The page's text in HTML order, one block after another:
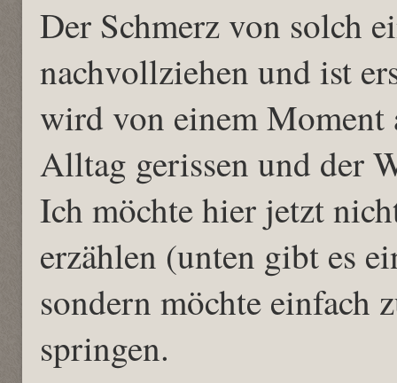
Der Schmerz von solch
nachvollziehen und ist
wird von einem Moment
Alltag gerissen und der
Ich möchte hier jetzt
erzählen (unten gibt es
sondern möchte einfach
springen.